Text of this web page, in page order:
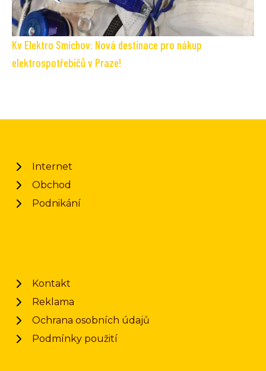
Kv Elektro Smíchov: Nová destinace pro nákup
elektrospotřebičů v Praze!
Internet
Obchod
Podnikání
Kontakt
Reklama
Ochrana osobních údajů
Podmínky použití